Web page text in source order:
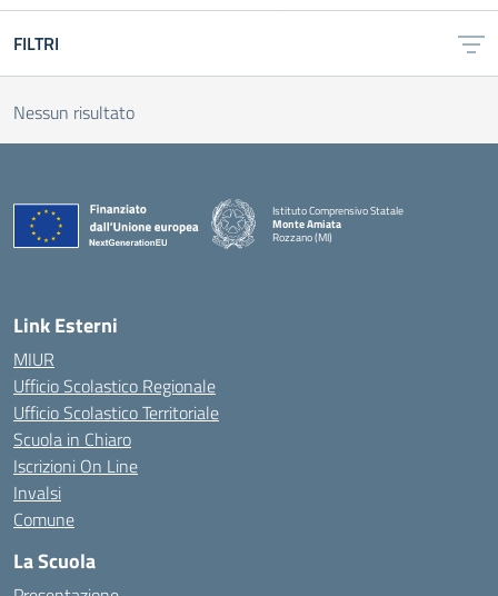
FILTRI
Nessun risultato
Istituto Comprensivo Statale
Monte Amiata
Rozzano (MI)
Link Esterni
MIUR
Ufficio Scolastico Regionale
Ufficio Scolastico Territoriale
Scuola in Chiaro
Iscrizioni On Line
Invalsi
Comune
La Scuola